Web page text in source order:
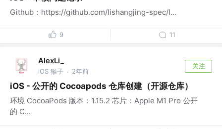
Github：https://github.com/lishangjing-spec/I...
9 11
AlexLi_
iOS 猴子 · 2年前
关注
iOS - 公开的 Cocoapods 仓库创建（开源仓库）
环境 CocoaPods 版本：1.15.2 芯片：Apple M1 Pro 公开
的 C...